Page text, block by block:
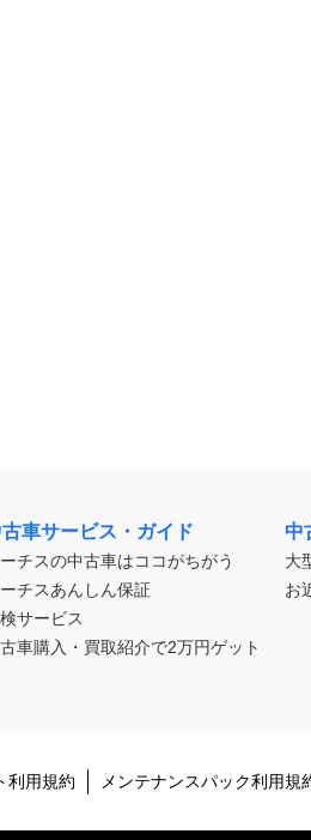
車サービス・ガイド
チスの中古車はココがちがう
チスあんしん保証
サービス
車購入・買取紹介で2万円ゲット
中
大
お
利用規約 メンテナンスパック利用規